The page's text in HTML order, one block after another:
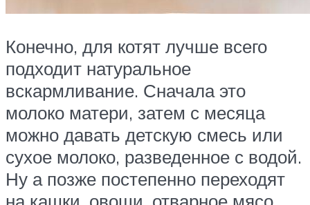
Конечно, для котят лучше всего
подходит натуральное
вскармливание. Сначала это
молоко матери, затем с месяца
можно давать детскую смесь или
сухое молоко, разведенное с водой.
Ну а позже постепенно переходят